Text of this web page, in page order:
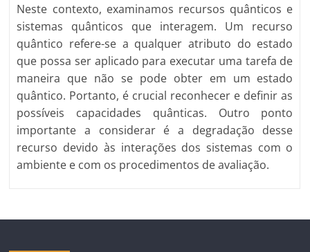
Neste contexto, examinamos recursos quânticos e
sistemas quânticos que interagem. Um recurso
quântico refere-se a qualquer atributo do estado
que possa ser aplicado para executar uma tarefa de
maneira que não se pode obter em um estado
quântico. Portanto, é crucial reconhecer e definir as
possíveis capacidades quânticas. Outro ponto
importante a considerar é a degradação desse
recurso devido às interações dos sistemas com o
ambiente e com os procedimentos de avaliação.